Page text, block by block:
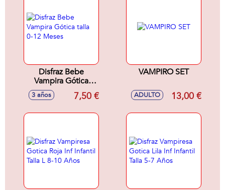
Disfraz Bebe
Vampira Gótica
talla 0-12 Meses
3 años 7,50 €
VAMPIRO SET
ADULTO 13,00 €